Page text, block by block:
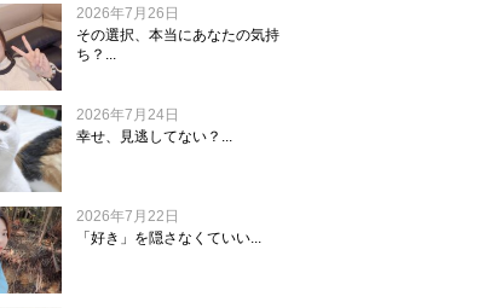
2026年7月26日
その選択、本当にあなたの気持
ち？...
2026年7月24日
幸せ、見逃してない？...
2026年7月22日
「好き」を隠さなくていい...